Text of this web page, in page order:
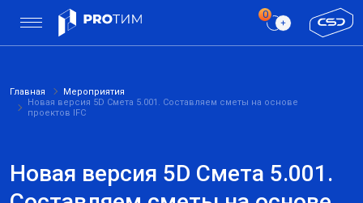
Главная
Мероприятия
Новая версия 5D Смета 5.001. Составляем сметы на основе
проектов IFC
Новая версия 5D Смета 5.001.